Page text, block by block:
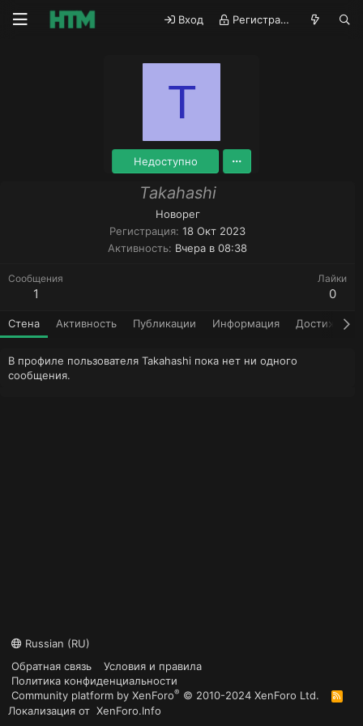
Вход Регистрация
T
Недоступно
Takahashi
Новорег
Регистрация 18 Окт 2023
Активность Вчера в 08:38
Сообщения
1
Лайки
0
Стена Активность Публикации Информация Достижения
В профиле пользователя Takahashi пока нет ни одного
сообщения.
Russian (RU)
Обратная связь
Условия и правила
Политика конфиденциальности
Community platform by XenForo® © 2010-2024 XenForo Ltd.
R
S
Локализация от XenForo.Info